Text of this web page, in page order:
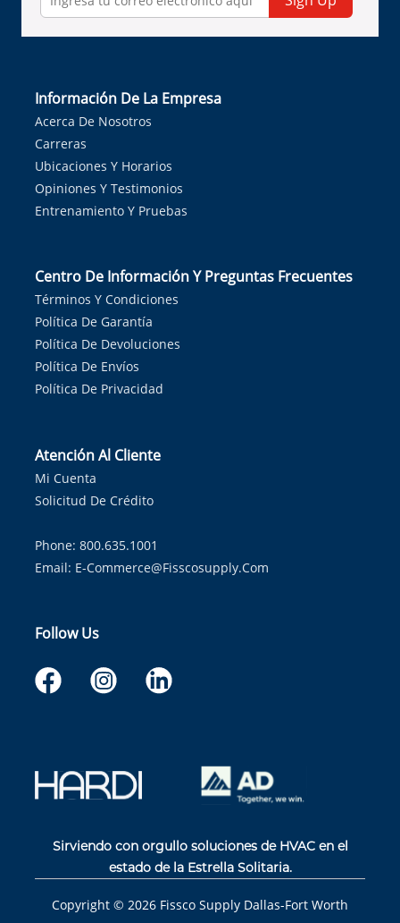
Información De La Empresa
Acerca De Nosotros
Carreras
Ubicaciones Y Horarios
Opiniones Y Testimonios
Entrenamiento Y Pruebas
Centro De Información Y Preguntas Frecuentes
Términos Y Condiciones
Política De Garantía
Política De Devoluciones
Política De Envíos
Política De Privacidad
Atención Al Cliente
Mi Cuenta
Solicitud De Crédito
Phone: 800.635.1001
Email: E-Commerce@fisscosupply.com
Follow Us
Sirviendo con orgullo soluciones de HVAC en el
estado de la Estrella Solitaria.
Copyright © 2026 Fissco Supply Dallas-Fort Worth